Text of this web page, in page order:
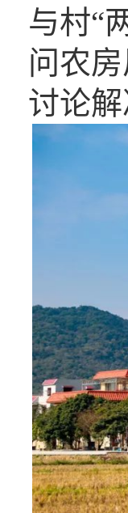
与村“
问农
讨论解